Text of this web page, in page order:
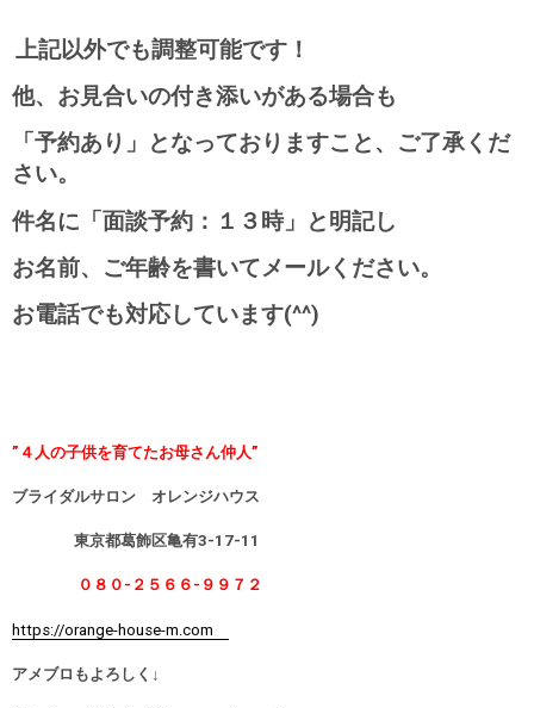
上記以外でも調整可能です！
他、お見合いの付き添いがある場合も
「予約あり」となっておりますこと、ご了承くだ
さい。
件名に「面談予約：１３時」と明記し
お名前、ご年齢を書いてメールください。
お電話でも対応しています(^^)
”４人の子供を育てたお母さん仲人”
ブライダルサロン オレンジハウス
東京都葛飾区亀有3-17-11
０８０-２５６６-９９７２
https://orange-house-m.com
アメブロもよろしく↓